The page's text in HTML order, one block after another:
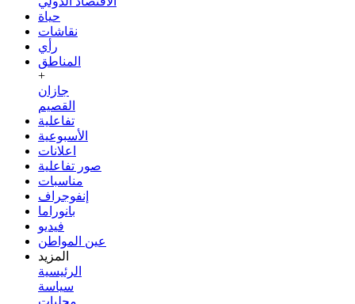
حياة
نقاشات
رأي
المناطق
+
جازان
القصيم
تفاعلية
الأسبوعية
اعلانات
صور تفاعلية
مناسبات
إنفوجراف
بانوراما
فيديو
عين المواطن
المزيد
الرئيسية
سياسة